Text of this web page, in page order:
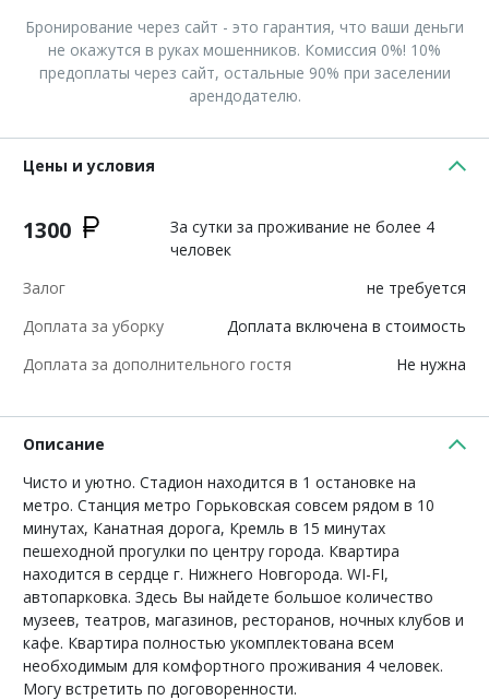
Бронирование через сайт - это гарантия, что ваши деньги
не окажутся в руках мошенников. Комиссия 0%! 10%
предоплаты через сайт, остальные 90% при заселении
арендодателю.
Цены и условия
1300
За сутки за проживание не более 4
человек
Залог
не требуется
Доплата за уборку
Доплата включена в стоимость
Доплата за дополнительного гостя
Не нужна
Описание
Чисто и уютно. Стадион находится в 1 остановке на
метро. Станция метро Горьковская совсем рядом в 10
минутах, Канатная дорога, Кремль в 15 минутах
пешеходной прогулки по центру города. Квартира
находится в сердце г. Нижнего Новгорода. WI-FI,
автопарковка. Здесь Вы найдете большое количество
музеев, театров, магазинов, ресторанов, ночных клубов и
кафе. Квартира полностью укомплектована всем
необходимым для комфортного проживания 4 человек.
Могу встретить по договоренности.